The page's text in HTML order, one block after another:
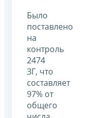
Было
поставлено
на
контроль
2474
ЗГ, что
составляет
97% от
общего